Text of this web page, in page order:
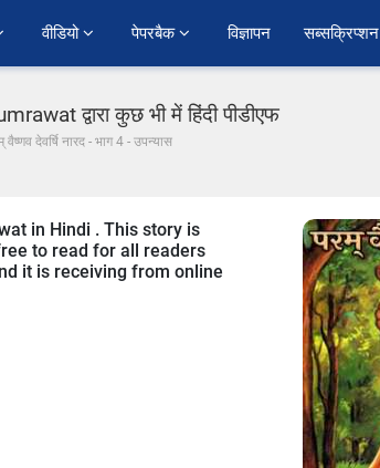
वीडियो पेपरबैक विज्ञापन सब्सक्रिप्शन
द्वारा कुछ भी में हिंदी पीडीएफ
वैष्णव देवर्षि नारद - भाग 4 - उपन्यास
in Hindi . This story is
to read for all readers
it is receiving from online